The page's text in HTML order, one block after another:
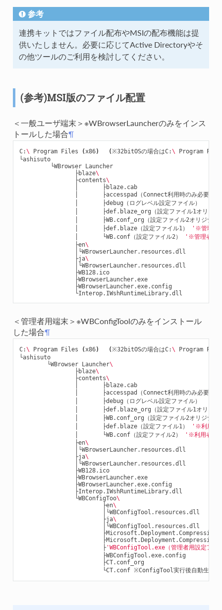
参考
連携キットではファイル配布やMSIの配布機能は提
供いたしません。必要に応じてActive Directoryやそ
の他ツールのご利用を検討してください。
(参考)MSI版のファイル配置
＜一般ユーザ端末＞※WBrowserLauncherのみをインス
トールした場合¶
C:\ Program Files (x86) (※32bitOSの場合はC:\ Program
└ashisuto
         └WBrowser Launcher
                ├blaze
\
                ├contents
\
                │       ├blaze.cab
                │       ├accesspad（Connect利用時のみ必要）
                │       ├debug（ログレベル設定ファイル）
│       ├def.blaze_org（設定ファイル1オリジナ
│       ├WB.conf_org（設定ファイル2オリジナル
                │       ├def.blaze（設定ファイル1）
'※管理者
                │       └WB.conf（設定ファイル2）
'※管理者が
                ├en
\
                │└WBrowserLauncher.resources.dll
                ├ja
\
                │└WBrowserLauncher.resources.dll
                ├WB128.ico
                ├WBrowserLauncher.exe
                ├WBrowserLauncher.exe.config
＜管理者用端末＞※WBConfigToolのみをインストール
した場合¶
C:\ Program Files (x86) (※32bitOSの場合はC:\ Program
└ashisuto
        └WBrowser Launcher
\
                ├blaze
\
                ├contents
\
                │       ├blaze.cab
                │       ├accesspad（Connect利用時のみ必要）
                │       ├debug（ログレベル設定ファイル）
│       ├def.blaze_org（設定ファイル1オリジナ
│       ├WB.conf_org（設定ファイル2オリジナル
                │       ├def.blaze（設定ファイル1）
'※利用者
                │       └WB.conf（設定ファイル2）
'※利用者へ
                ├en
\
                │└WBrowserLauncher.resources.dll
                ├ja
\
                │└WBrowserLauncher.resources.dll
                ├WB128.ico
                ├WBrowserLauncher.exe
                ├WBrowserLauncher.exe.config
                ├Interop.IWshRuntimeLibrary.dll
                └WBConfigToo
\
                        ├en
\
                        │└WBConfigTool.resources.dll
                        ├ja
\
                        │└WBConfigTool.resources.dll
                        ├
'WBConfigTool.exe（管理者用設定アプ
                        ├WBConfigTool.exe.config
                        ├CT.conf_org